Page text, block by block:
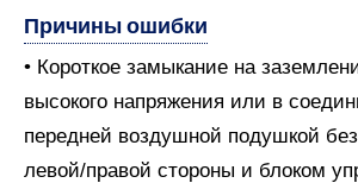
Причины ошибки
• Короткое замыкание на
высокого напряжения или в
передней воздушной подушкой
левой/правой стороны и блоком